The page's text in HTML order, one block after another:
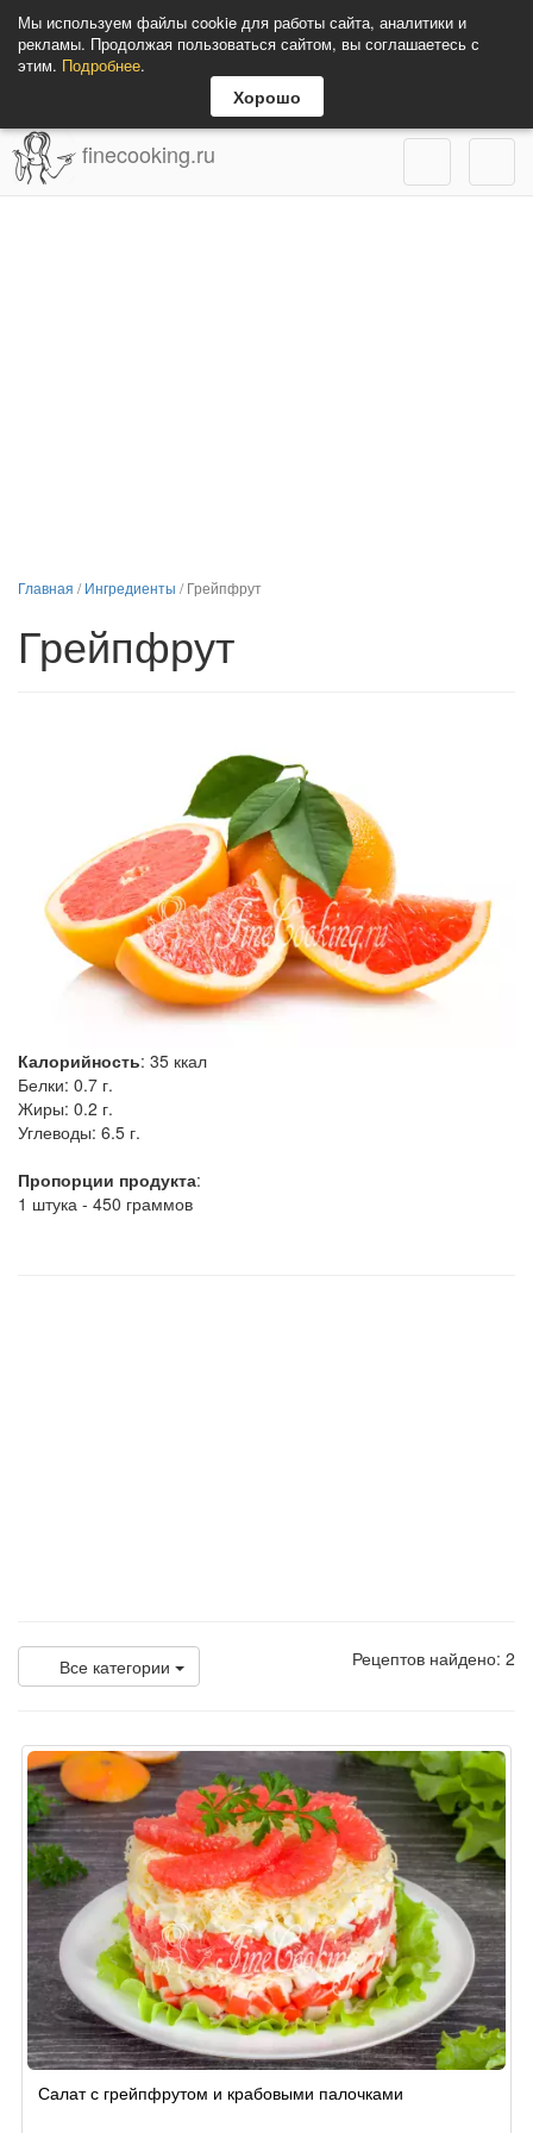
Мы используем файлы cookie для работы сайта, аналитики и
рекламы. Продолжая пользоваться сайтом, вы соглашаетесь с
этим. Подробнее.
Хорошо
finecooking.ru
Главная /Ингредиенты /Грейпфрут
Грейпфрут
Калорийность: 35 ккал
Белки: 0.7 г.
Жиры: 0.2 г.
Углеводы: 6.5 г.
Пропорции продукта:
1 штука - 450 граммов
Все категории Рецептов найдено: 2
Салат с грейпфрутом и крабовыми палочками